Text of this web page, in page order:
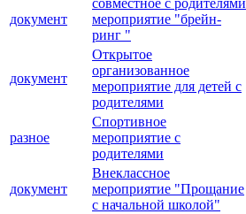
документ
совместное с родителями
мероприятие "брейн-
ринг "
документ
Открытое
организованное
мероприятие для детей с
родителями
разное
Спортивное
мероприятие с
родителями
документ
Внеклассное
мероприятие "Прощание
с начальной школой"